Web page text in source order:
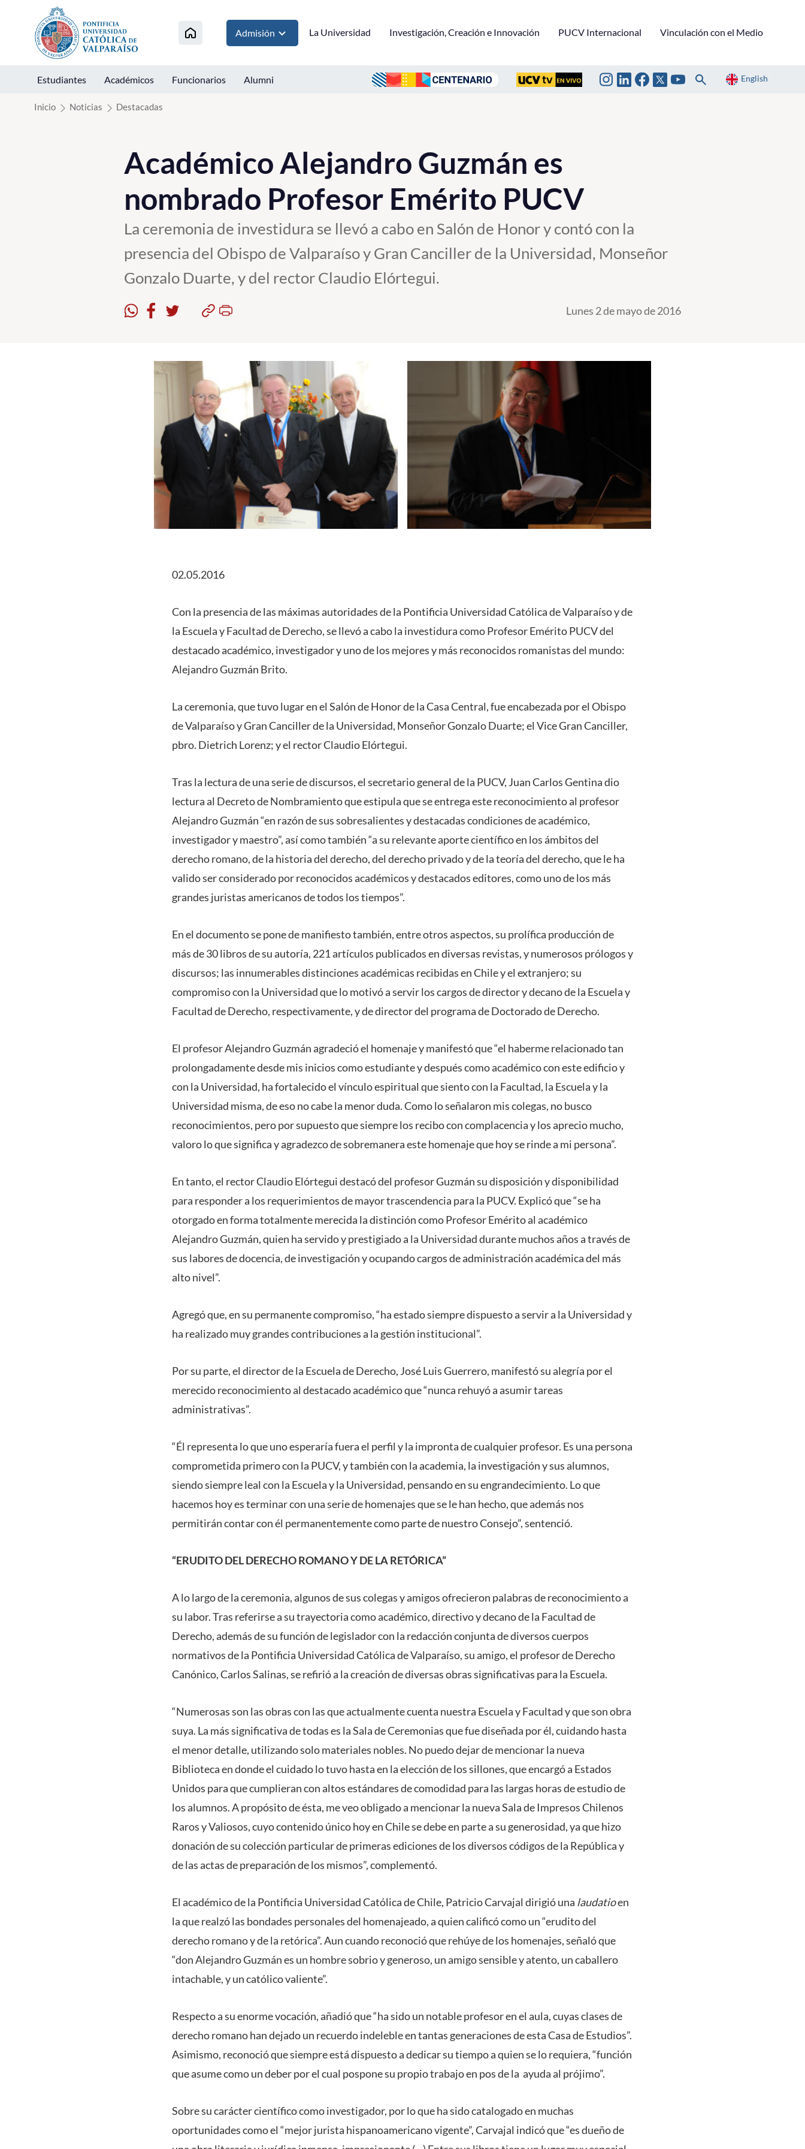
Click acá para ir directamente al contenido
Admisión La Universidad Investigación, Creación e Innovación PUCV Internacional Vinculación con el Medio
Estudiantes Académicos Funcionarios Alumni English
Inicio Noticias Destacadas
Académico Alejandro Guzmán es
nombrado Profesor Emérito PUCV
La ceremonia de investidura se llevó a cabo en Salón de Honor y contó con la
presencia del Obispo de Valparaíso y Gran Canciller de la Universidad, Monseñor
Gonzalo Duarte, y del rector Claudio Elórtegui.
Lunes 2 de mayo de 2016
02.05.2016
Con la presencia de las máximas autoridades de la Pontificia Universidad Católica de Valparaíso y de
la Escuela y Facultad de Derecho, se llevó a cabo la investidura como Profesor Emérito PUCV del
destacado académico, investigador y uno de los mejores y más reconocidos romanistas del mundo:
Alejandro Guzmán Brito.
La ceremonia, que tuvo lugar en el Salón de Honor de la Casa Central, fue encabezada por el Obispo
de Valparaíso y Gran Canciller de la Universidad, Monseñor Gonzalo Duarte; el Vice Gran Canciller,
pbro. Dietrich Lorenz; y el rector Claudio Elórtegui.
Tras la lectura de una serie de discursos, el secretario general de la PUCV, Juan Carlos Gentina dio
lectura al Decreto de Nombramiento que estipula que se entrega este reconocimiento al profesor
Alejandro Guzmán “en razón de sus sobresalientes y destacadas condiciones de académico,
investigador y maestro”, así como también “a su relevante aporte científico en los ámbitos del
derecho romano, de la historia del derecho, del derecho privado y de la teoría del derecho, que le ha
valido ser considerado por reconocidos académicos y destacados editores, como uno de los más
grandes juristas americanos de todos los tiempos”.
En el documento se pone de manifiesto también, entre otros aspectos, su prolífica producción de
más de 30 libros de su autoría, 221 artículos publicados en diversas revistas, y numerosos prólogos y
discursos; las innumerables distinciones académicas recibidas en Chile y el extranjero; su
compromiso con la Universidad que lo motivó a servir los cargos de director y decano de la Escuela y
Facultad de Derecho, respectivamente, y de director del programa de Doctorado de Derecho.
El profesor Alejandro Guzmán agradeció el homenaje y manifestó que “el haberme relacionado tan
prolongadamente desde mis inicios como estudiante y después como académico con este edificio y
con la Universidad, ha fortalecido el vínculo espiritual que siento con la Facultad, la Escuela y la
Universidad misma, de eso no cabe la menor duda. Como lo señalaron mis colegas, no busco
reconocimientos, pero por supuesto que siempre los recibo con complacencia y los aprecio mucho,
valoro lo que significa y agradezco de sobremanera este homenaje que hoy se rinde a mi persona”.
En tanto, el rector Claudio Elórtegui destacó del profesor Guzmán su disposición y disponibilidad
para responder a los requerimientos de mayor trascendencia para la PUCV. Explicó que “se ha
otorgado en forma totalmente merecida la distinción como Profesor Emérito al académico
Alejandro Guzmán, quien ha servido y prestigiado a la Universidad durante muchos años a través de
sus labores de docencia, de investigación y ocupando cargos de administración académica del más
alto nivel”.
Agregó que, en su permanente compromiso, “ha estado siempre dispuesto a servir a la Universidad y
ha realizado muy grandes contribuciones a la gestión institucional”.
Por su parte, el director de la Escuela de Derecho, José Luis Guerrero, manifestó su alegría por el
merecido reconocimiento al destacado académico que “nunca rehuyó a asumir tareas
administrativas”.
“Él representa lo que uno esperaría fuera el perfil y la impronta de cualquier profesor. Es una persona
comprometida primero con la PUCV, y también con la academia, la investigación y sus alumnos,
siendo siempre leal con la Escuela y la Universidad, pensando en su engrandecimiento. Lo que
hacemos hoy es terminar con una serie de homenajes que se le han hecho, que además nos
permitirán contar con él permanentemente como parte de nuestro Consejo”, sentenció.
“ERUDITO DEL DERECHO ROMANO Y DE LA RETÓRICA”
A lo largo de la ceremonia, algunos de sus colegas y amigos ofrecieron palabras de reconocimiento a
su labor. Tras referirse a su trayectoria como académico, directivo y decano de la Facultad de
Derecho, además de su función de legislador con la redacción conjunta de diversos cuerpos
normativos de la Pontificia Universidad Católica de Valparaíso, su amigo, el profesor de Derecho
Canónico, Carlos Salinas, se refirió a la creación de diversas obras significativas para la Escuela.
“Numerosas son las obras con las que actualmente cuenta nuestra Escuela y Facultad y que son obra
suya. La más significativa de todas es la Sala de Ceremonias que fue diseñada por él, cuidando hasta
el menor detalle, utilizando solo materiales nobles. No puedo dejar de mencionar la nueva
Biblioteca en donde el cuidado lo tuvo hasta en la elección de los sillones, que encargó a Estados
Unidos para que cumplieran con altos estándares de comodidad para las largas horas de estudio de
los alumnos. A propósito de ésta, me veo obligado a mencionar la nueva Sala de Impresos Chilenos
Raros y Valiosos, cuyo contenido único hoy en Chile se debe en parte a su generosidad, ya que hizo
donación de su colección particular de primeras ediciones de los diversos códigos de la República y
de las actas de preparación de los mismos”, complementó.
El académico de la Pontificia Universidad Católica de Chile, Patricio Carvajal dirigió una laudatioen
la que realzó las bondades personales del homenajeado, a quien calificó como un “erudito del
derecho romano y de la retórica”. Aun cuando reconoció que rehúye de los homenajes, señaló que
“don Alejandro Guzmán es un hombre sobrio y generoso, un amigo sensible y atento, un caballero
intachable, y un católico valiente”.
Respecto a su enorme vocación, añadió que “ha sido un notable profesor en el aula, cuyas clases de
derecho romano han dejado un recuerdo indeleble en tantas generaciones de esta Casa de Estudios”.
Asimismo, reconoció que siempre está dispuesto a dedicar su tiempo a quien se lo requiera, “función
que asume como un deber por el cual pospone su propio trabajo en pos de la ayuda al prójimo”.
Sobre su carácter científico como investigador, por lo que ha sido catalogado en muchas
oportunidades como el “mejor jurista hispanoamericano vigente”, Carvajal indicó que “es dueño de